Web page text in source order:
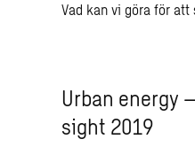
Vad kan vi göra för
Urban ener­gy
sight 2019